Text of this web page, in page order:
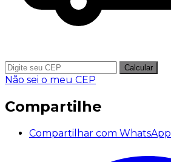
Calcular
Não sei o meu CEP
Compartilhe
Compartilhar com WhatsApp